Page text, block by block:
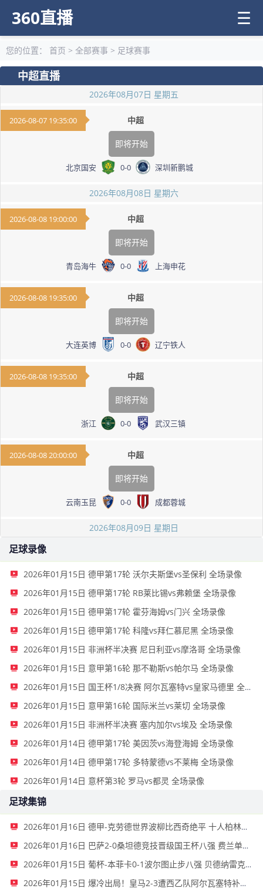
360直播 ☰
您的位置： 首页 > 全部赛事 > 足球赛事
中超直播
2026年08月07日 星期五
2026-08-07 19:35:00 中超
即将开始
北京国安 0-0 深圳新鹏城
2026年08月08日 星期六
2026-08-08 19:00:00 中超
即将开始
青岛海牛 0-0 上海申花
2026-08-08 19:35:00 中超
即将开始
大连英博 0-0 辽宁铁人
2026-08-08 19:35:00 中超
即将开始
浙江 0-0 武汉三镇
2026-08-08 20:00:00 中超
即将开始
云南玉昆 0-0 成都蓉城
2026年08月09日 星期日
足球录像
2026年01月15日 德甲第17轮 沃尔夫斯堡vs圣保利 全场录像
2026年01月15日 德甲第17轮 RB莱比锡vs弗赖堡 全场录像
2026年01月15日 德甲第17轮 霍芬海姆vs门兴 全场录像
2026年01月15日 德甲第17轮 科隆vs拜仁慕尼黑 全场录像
2026年01月15日 非洲杯半决赛 尼日利亚vs摩洛哥 全场录像
2026年01月15日 意甲第16轮 那不勒斯vs帕尔马 全场录像
2026年01月15日 国王杯1/8决赛 阿尔瓦塞特vs皇家马德里 全场录像
2026年01月15日 意甲第16轮 国际米兰vs莱切 全场录像
2026年01月15日 非洲杯半决赛 塞内加尔vs埃及 全场录像
2026年01月14日 德甲第17轮 美因茨vs海登海姆 全场录像
2026年01月14日 德甲第17轮 多特蒙德vs不莱梅 全场录像
2026年01月14日 意杯第3轮 罗马vs都灵 全场录像
足球集锦
2026年01月16日 德甲-克劳德世界波柳比西奇绝平 十人柏林联合1-1奥格斯堡
2026年01月16日 巴萨2-0桑坦德竞技晋级国王杯八强 费兰单刀球破门亚马尔建功
2026年01月15日 葡杯-本菲卡0-1波尔图止步八强 贝德纳雷克制胜帕夫利季斯失良机
2026年01月15日 爆冷出局！皇马2-3遭西乙队阿尔瓦塞特补时绝杀 无缘国王杯8强